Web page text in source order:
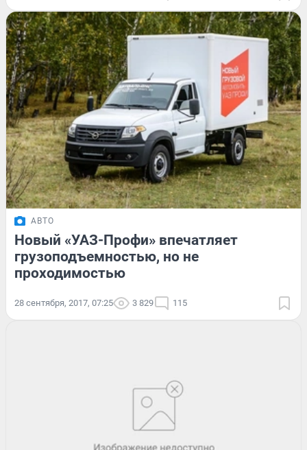
АВТО
Новый «УАЗ-Профи» впечатляет
грузоподъемностью, но не
проходимостью
28 сентября, 2017, 07:25 3 829 115